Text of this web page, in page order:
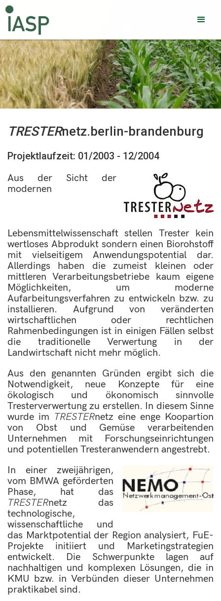
TRESTERnetz.berlin-brandenburg
Projektlaufzeit: 01/2003 - 12/2004
Aus der Sicht der
modernen
Lebensmittelwissenschaft stellen Trester kein
wertloses Abprodukt sondern einen Biorohstoff
mit vielseitigem Anwendungspotential dar.
Allerdings haben die zumeist kleinen oder
mittleren Verarbeitungsbetriebe kaum eigene
Möglichkeiten, um moderne
Aufarbeitungsverfahren zu entwickeln bzw. zu
installieren. Aufgrund von veränderten
wirtschaftlichen oder rechtlichen
Rahmenbedingungen ist in einigen Fällen selbst
die traditionelle Verwertung in der
Landwirtschaft nicht mehr möglich.
Aus den genannten Gründen ergibt sich die
Notwendigkeit, neue Konzepte für eine
ökologisch und ökonomisch sinnvolle
Tresterverwertung zu erstellen. In diesem Sinne
wurde im TRESTERnetz eine enge Koopartion
von Obst und Gemüse verarbeitenden
Unternehmen mit Forschungseinrichtungen
und potentiellen Tresteranwendern angestrebt.
In einer zweijährigen,
vom BMWA geförderten
Phase, hat das
TRESTERnetz das
technologische,
wissenschaftliche und
das Marktpotential der Region analysiert, FuE-
Projekte initiiert und Marketingstrategien
entwickelt. Die Schwerpunkte lagen auf
nachhaltigen und komplexen Lösungen, die in
KMU bzw. in Verbünden dieser Unternehmen
praktikabel sind.